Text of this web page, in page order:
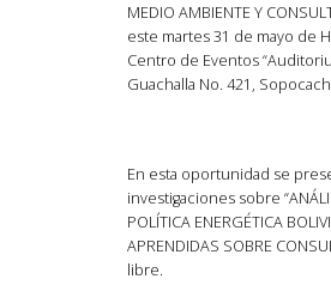
MEDIO AMBIENTE Y
este martes 31 de mayo de
Centro de Eventos
Guachalla No. 421,
En esta oportunidad se
investigaciones sobre
POLÍTICA ENERGÉTICA
APRENDIDAS SOBRE
libre.